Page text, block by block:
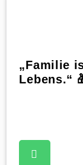
„Familie
Lebens.“